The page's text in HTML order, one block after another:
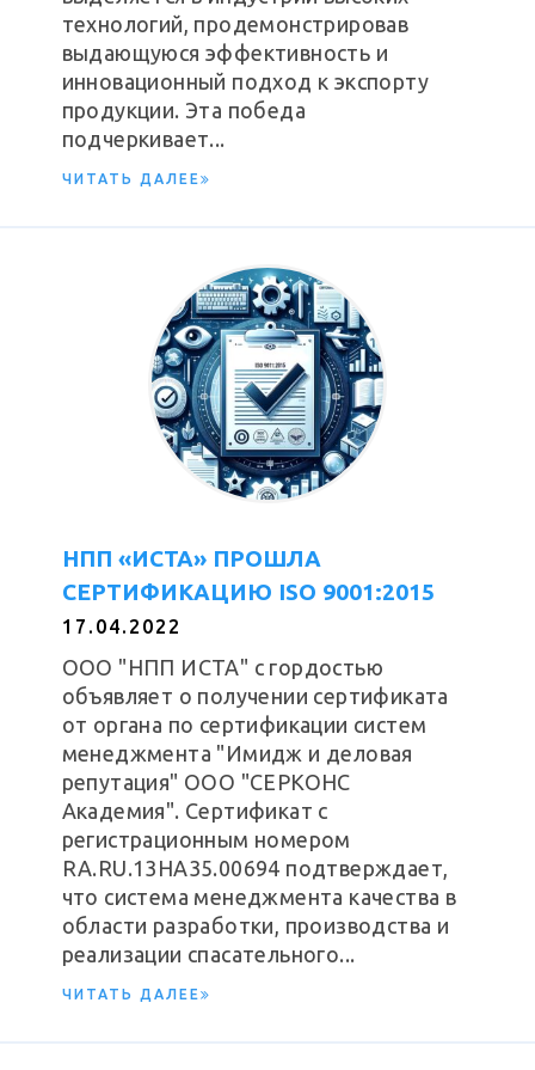
технологий, продемонстрировав
выдающуюся эффективность и
инновационный подход к экспорту
продукции. Эта победа
подчеркивает...
ЧИТАТЬ ДАЛЕЕ
НПП «ИСТА» ПРОШЛА
СЕРТИФИКАЦИЮ ISO 9001:2015
17.04.2022
ООО "НПП ИСТА" с гордостью
объявляет о получении сертификата
от органа по сертификации систем
менеджмента "Имидж и деловая
репутация" ООО "СЕРКОНС
Академия". Сертификат с
регистрационным номером
RA.RU.13HA35.00694 подтверждает,
что система менеджмента качества в
области разработки, производства и
реализации спасательного...
ЧИТАТЬ ДАЛЕЕ